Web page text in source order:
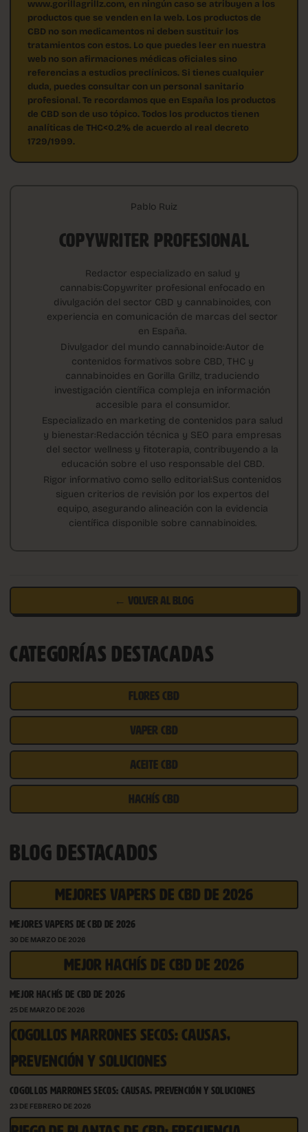
www.gorillagrillz.com, en ningún caso se atribuyen a los
productos que se venden en la web. Los productos de
CBD no son medicamentos ni deben sustituir los
tratamientos con estos. Lo que puedes leer en nuestra
web no son afirmaciones médicas oficiales sino
referencias a estudios preclínicos. Si tienes cualquier
duda, puedes consultar con un personal sanitario
profesional. Te recordamos que en España los productos
de CBD son de uso tópico. Todos los productos tienen
analíticas de THC<0.2% de acuerdo al real decreto
1729/1999.
Pablo Ruiz
COPYWRITER PROFESIONAL
Redactor especializado en salud y
cannabis:Copywriter profesional enfocado en
divulgación del sector CBD y cannabinoides, con
experiencia en comunicación de marcas del sector
en España.
Divulgador del mundo cannabinoide:Autor de
contenidos formativos sobre CBD, THC y
cannabinoides en Gorilla Grillz, traduciendo
investigación científica compleja en información
accesible para el consumidor.
Especializado en marketing de contenidos para salud
y bienestar:Redacción técnica y SEO para empresas
del sector wellness y fitoterapia, contribuyendo a la
educación sobre el uso responsable del CBD.
Rigor informativo como sello editorial:Sus contenidos
siguen criterios de revisión por los expertos del
equipo, asegurando alineación con la evidencia
científica disponible sobre cannabinoides.
← VOLVER AL BLOG
CATEGORÍAS DESTACADAS
FLORES CBD
VAPER CBD
ACEITE CBD
HACHÍS CBD
BLOG DESTACADOS
MEJORES VAPERS DE CBD DE 2026
MEJORES VAPERS DE CBD DE 2026
30 DE MARZO DE 2026
MEJOR HACHÍS DE CBD DE 2026
MEJOR HACHÍS DE CBD DE 2026
25 DE MARZO DE 2026
COGOLLOS MARRONES SECOS: CAUSAS,
PREVENCIÓN Y SOLUCIONES
COGOLLOS MARRONES SECOS: CAUSAS, PREVENCIÓN Y SOLUCIONES
23 DE FEBRERO DE 2026